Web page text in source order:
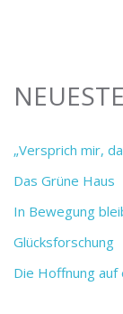
„Versprich mir,
Das Grüne Haus
In Bewegung
Glücksforschung
Die Hoffnung auf